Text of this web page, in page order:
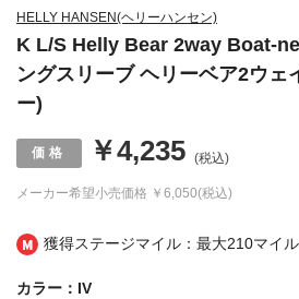
獲得ステージマイル：最大210マイル
HELLY HANSEN(ヘリーハンセン)
K L/S Helly Bear 2way Boat-
ングスリーブ ヘリーベア2ウェ
ー)
メーカー希望小売価格 ￥6,050(税込)
￥4,235 (税込)
カラー：IV